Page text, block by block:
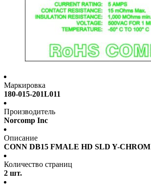
Маркировка
180-015-201L011
Производитель
Norcomp Inc
Описание
CONN DB15 FMALE HD SLD Y-CHROM
Количество страниц
2 шт.